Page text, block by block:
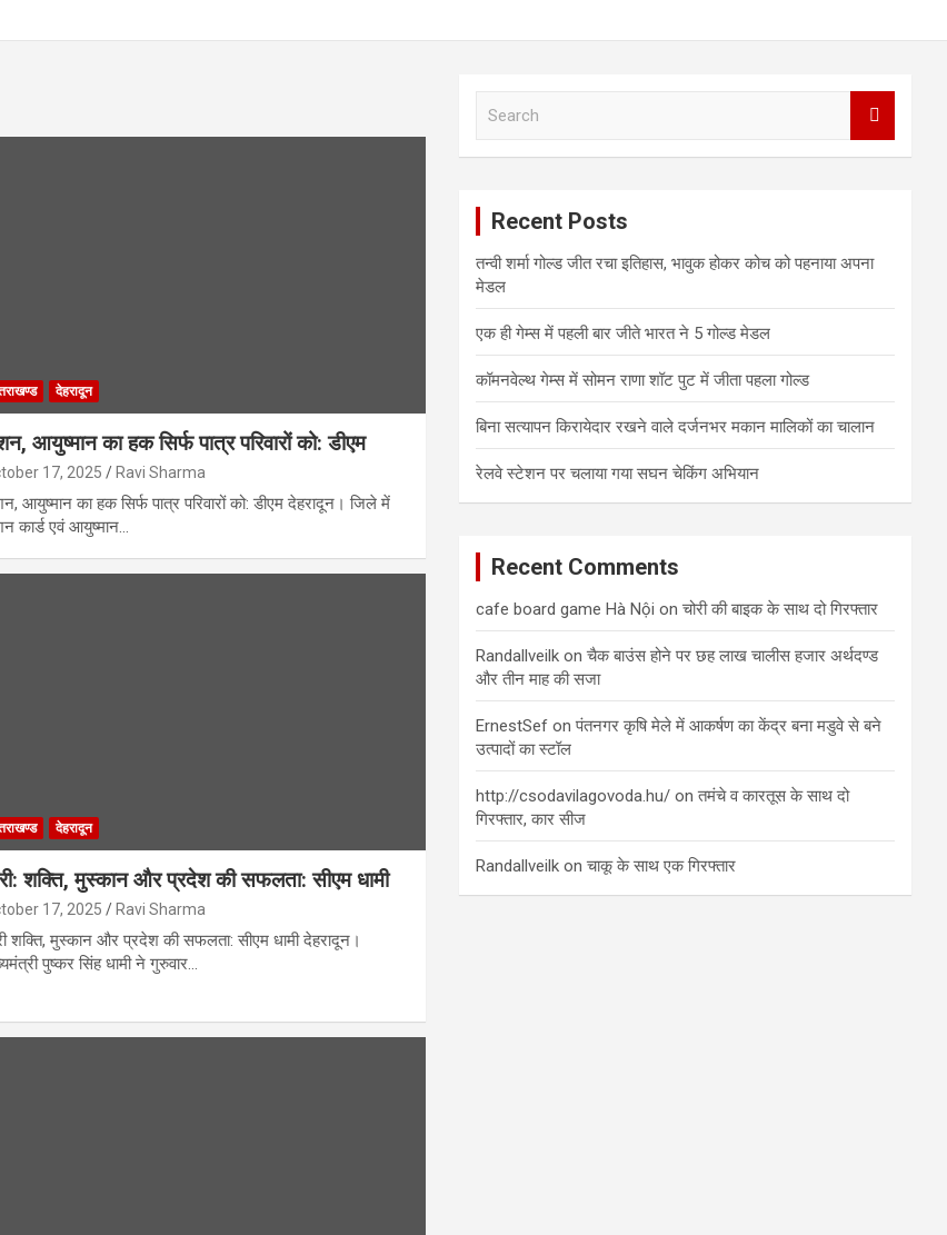
देहरादून
आयुष्मान का हक सिर्फ पात्र परिवारों को: डीएम
17, 2025 Ravi Sharma
आयुष्मान का हक सिर्फ पात्र परिवारों को: डीएम देहरादून। जिले में
कार्ड एवं आयुष्मान…
देहरादून
शक्ति, मुस्कान और प्रदेश की सफलता: सीएम धामी
17, 2025 Ravi Sharma
शक्ति, मुस्कान और प्रदेश की सफलता: सीएम धामी देहरादून।
पुष्कर सिंह धामी ने गुरुवार…
Recent Posts
तन्वी शर्मा गोल्ड जीत रचा इतिहास, भावुक होकर कोच को पहनाया अपना
मेडल
एक ही गेम्स में पहली बार जीते भारत ने 5 गोल्ड मेडल
कॉमनवेल्थ गेम्स में सोमन राणा शॉट पुट में जीता पहला गोल्ड
बिना सत्यापन किरायेदार रखने वाले दर्जनभर मकान मालिकों का चालान
रेलवे स्टेशन पर चलाया गया सघन चेकिंग अभियान
Recent Comments
cafe board game Hà Nội onचोरी की बाइक के साथ दो गिरफ्तार
Randallveilk onचैक बाउंस होने पर छह लाख चालीस हजार अर्थदण्ड
और तीन माह की सजा
ErnestSef onपंतनगर कृषि मेले में आकर्षण का केंद्र बना मडुवे से बने
उत्पादों का स्टॉल
http://csodavilagovoda.hu/ onतमंचे व कारतूस के साथ दो
गिरफ्तार, कार सीज
Randallveilk onचाकू के साथ एक गिरफ्तार